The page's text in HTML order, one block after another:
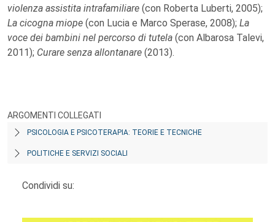
violenza assistita intrafamiliare (con Roberta Luberti, 2005);
La cicogna miope (con Lucia e Marco Sperase, 2008); La
voce dei bambini nel percorso di tutela (con Albarosa Talevi,
2011); Curare senza allontanare (2013).
ARGOMENTI COLLEGATI
PSICOLOGIA E PSICOTERAPIA: TEORIE E TECNICHE
POLITICHE E SERVIZI SOCIALI
Condividi su: